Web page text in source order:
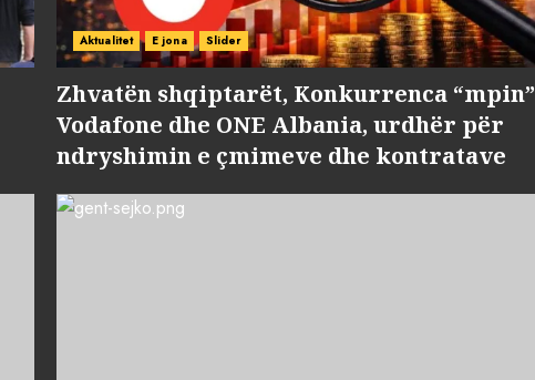
Aktualitet E jona Slider
Zhvatën shqiptarët, Konkurrenca “mpin”
Vodafone dhe ONE Albania, urdhër për
ndryshimin e çmimeve dhe kontratave